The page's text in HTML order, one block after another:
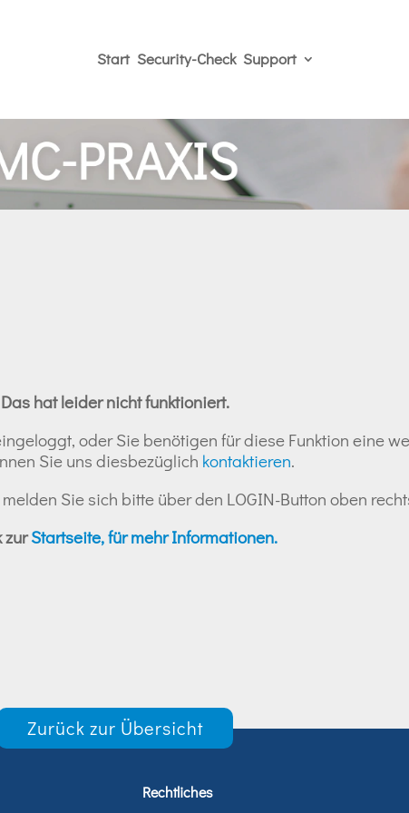
Start Security-Check Support
Das hat leider nicht funktioniert.
oder Sie benötigen für diese Funktion eine
Sie uns diesbezüglich kontaktieren.
Sie sich bitte über den LOGIN-Button oben
zurStartseite, für mehr Informationen.
Zurück zur Übersicht
Rechtliches